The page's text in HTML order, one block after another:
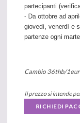
partecipanti
- Da ottobre ad
giovedì, venerdì e
partenze ogni
Cambio 36thb/
Il prezzo si intende
RICHIEDI